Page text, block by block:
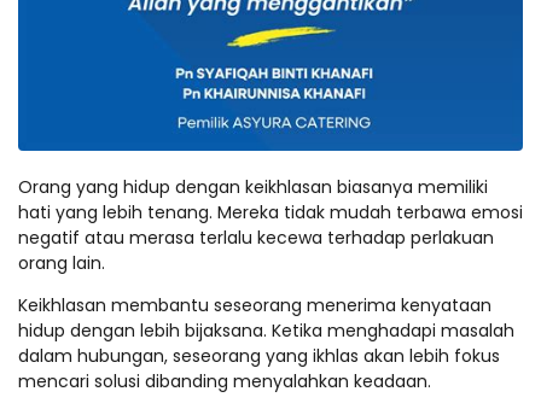
Orang yang hidup dengan keikhlasan biasanya memiliki
hati yang lebih tenang. Mereka tidak mudah terbawa emosi
negatif atau merasa terlalu kecewa terhadap perlakuan
orang lain.
Keikhlasan membantu seseorang menerima kenyataan
hidup dengan lebih bijaksana. Ketika menghadapi masalah
dalam hubungan, seseorang yang ikhlas akan lebih fokus
mencari solusi dibanding menyalahkan keadaan.